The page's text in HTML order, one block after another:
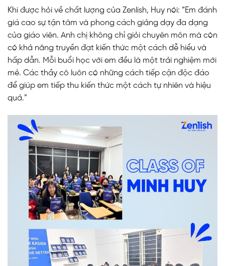
Khi được hỏi về chất lượng của Zenlish, Huy nói: “Em đánh
giá cao sự tận tâm và phong cách giảng dạy đa dạng
của giáo viên. Anh chị không chỉ giỏi chuyên môn mà còn
có khả năng truyền đạt kiến thức một cách dễ hiểu và
hấp dẫn. Mỗi buổi học với em đều là một trải nghiệm mới
mẻ. Các thầy cô luôn có những cách tiếp cận độc đáo
để giúp em tiếp thu kiến thức một cách tự nhiên và hiệu
quả.”